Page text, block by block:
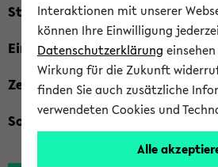
Studienfach
Einrichtung
Zeiten
Sonstiges
Interaktionen mit unserer
können Ihre Einwilligung
Datenschutzerklärung
Wirkung für die Zukunft
finden Sie auch zusätzliche
verwendeten Cookies und
Alle